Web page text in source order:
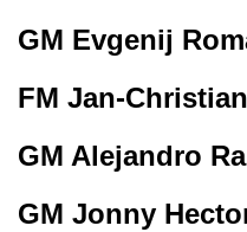
GM Evgenij
FM Jan-
GM Alejandro
GM Jonny